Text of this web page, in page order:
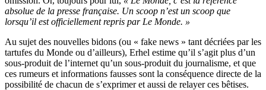
absolue de la presse française. Un scoop n’est un scoop que
lorsqu’il est officiellement repris par Le Monde. »
Au sujet des nouvelles bidons (ou « fake news » tant décriées par les
tartufes du Monde ou d’ailleurs), Erhel estime qu’il s’agit plus d’un
sous-produit de l’internet qu’un sous-produit du journalisme, et que
ces rumeurs et informations fausses sont la conséquence directe de la
possibilité de chacun de s’exprimer et aussi de relayer ces bêtises.